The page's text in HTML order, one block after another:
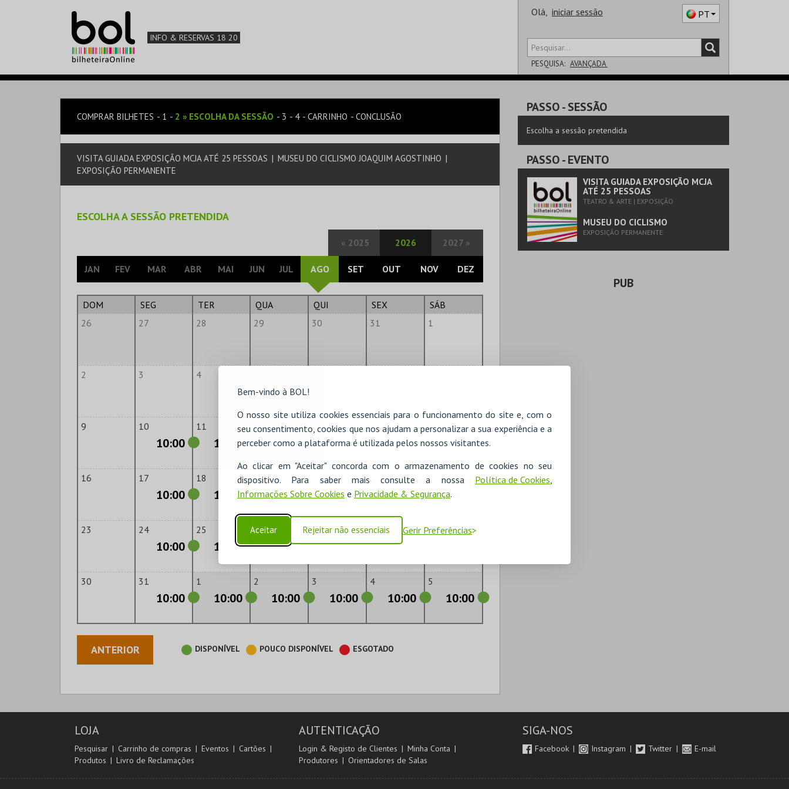
Bem-vindo à BOL!
O nosso site utiliza cookies essenciais para o funcionamento do site e, com o
seu consentimento, cookies que nos ajudam a personalizar a sua experiência e a
perceber como a plataforma é utilizada pelos nossos visitantes.
Ao clicar em "Aceitar" concorda com o armazenamento de cookies no seu
dispositivo. Para saber mais consulte a nossa Política de Cookies
Informações Sobre Cookies e Privacidade & Segurança.
Aceitar Rejeitar não essenciais Gerir Preferências
INFO & RESERVAS 18 20
Olá, iniciar sessão PT
PESQUISA: AVANÇADA
COMPRAR BILHETES 1 2 » ESCOLHA DA SESSÃO 3 4 CARRINHO CONCLUSÃO
VISITA GUIADA EXPOSIÇÃO MCJA ATÉ 25 PESSOAS | MUSEU DO CICLISMO JOAQUIM AGOSTINHO |
EXPOSIÇÃO PERMANENTE
ESCOLHA A SESSÃO PRETENDIDA
« 2025 2026 2027 »
JAN FEV MAR ABR MAI JUN JUL AGO SET OUT NOV DEZ
DOM SEG TER QUA QUI SEX
SÁB
26
27 28 29 30 31 1
2 3 4
9 10
10:00
11
10:00
12
10:00
13
10:00
14
10:00
15
10:00
16 17
10:00
18
10:00
19
10:00
20
10:00 10:00
22
10:00
23 24
10:00
25
10:00
26
10:00
27
10:00
28
10:00
29
30 31
10:00
1
10:00
2
10:00
3
10:00
4
10:00
5
10:00
ANTERIOR DISPONÍVEL POUCO DISPONÍVEL ESGOTADO
PASSO- SESSÃO
Escolha a sessão pretendida
PASSO- EVENTO
VISITA GUIADA EXPOSIÇÃO MCJA
ATÉ 25 PESSOAS
TEATRO & ARTE | EXPOSIÇÃO
MUSEU DO CICLISMO
EXPOSIÇÃO PERMANENTE
PUB
LOJA
Pesquisar Carrinho de compras Eventos
Cartões
Produtos
Livro de Reclamações
AUTENTICAÇÃO
Login & Registo de Clientes
Minha Conta
Produtores
Orientadores de Salas
SIGA-NOS
Facebook Instagram Twitter E-mail